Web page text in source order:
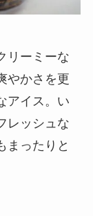
リーミーな
やかさを更
アイス。い
レッシュな
まったりと